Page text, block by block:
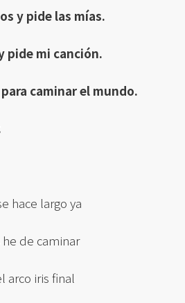
y pide las mías.
pide mi canción.
caminar el mundo.
hace largo ya
de caminar
arco iris final